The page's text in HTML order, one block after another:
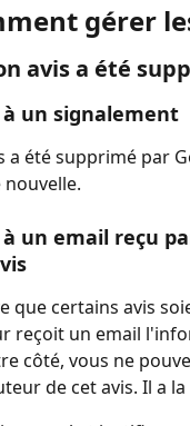
gérer
avis a été
un signalement
a été supprimé par
un email reçu
que certains avis
reçoit un email
côté, vous ne
de cet avis. Il a